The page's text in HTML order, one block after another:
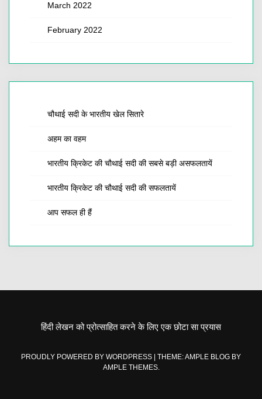
March 2022
February 2022
चौथाई सदी के भारतीय खेल सितारे
अहम का वहम
भारतीय क्रिकेट की चौथाई सदी की सबसे बड़ी असफलतायें
भारतीय क्रिकेट की चौथाई सदी की सफलतायें
आप सफल ही हैं
हिंदी लेखन को प्रोत्साहित करने के लिए एक छोटा सा प्रयास
PROUDLY POWERED BY WORDPRESS
THEME: AMPLE BLOG BY
AMPLE THEMES.